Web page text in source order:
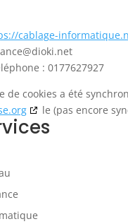
cablage-
dioki.net
: 0177627927
de cookies a été
le (pas encore